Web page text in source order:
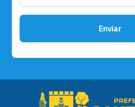
Enviar